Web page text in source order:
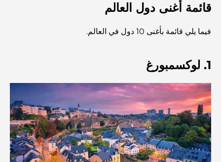
دليل شامل لأندية شاطئ نخلة جميرا لعام 2026
صورها
الدليل الأمثل لمطاعم الطعام الفاخر في نخلة جميرا
اكتشف أفضل وجبة إفطار في منطقة الخليج التجاري، دبي
قائمة أغنى دول العالم
فيما يلي قائمة بأغنى 10 دول في العالم.
1. لوكسمبورغ